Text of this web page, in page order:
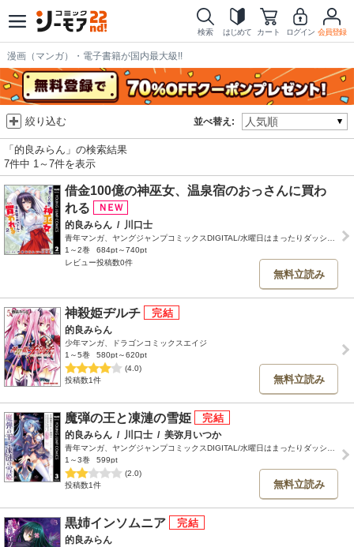
検索 はじめて カート ログイン 会員登録
漫画（マンガ）・電子書籍が国内最大級!!
並べ替え:
絞り込む
「的良みらん」の検索結果
7件中 1～7件を表示
借金100億の神巫女、温泉宿のおっさんに買わ
れる
的良みらん / 川口士
1～2巻
684pt～740pt
レビュー投稿数0件
無料立読み
神殺姫ヂルチ
的良みらん
少年マンガ、ドラゴンコミックスエイジ
1～5巻
580pt～620pt
(4.0)
投稿数1件
無料立読み
魔弾の王と凍漣の雪姫
的良みらん / 川口士 / 美弥月いつか
1～3巻
599pt
(2.0)
投稿数1件
無料立読み
黒姉インソムニア
的良みらん